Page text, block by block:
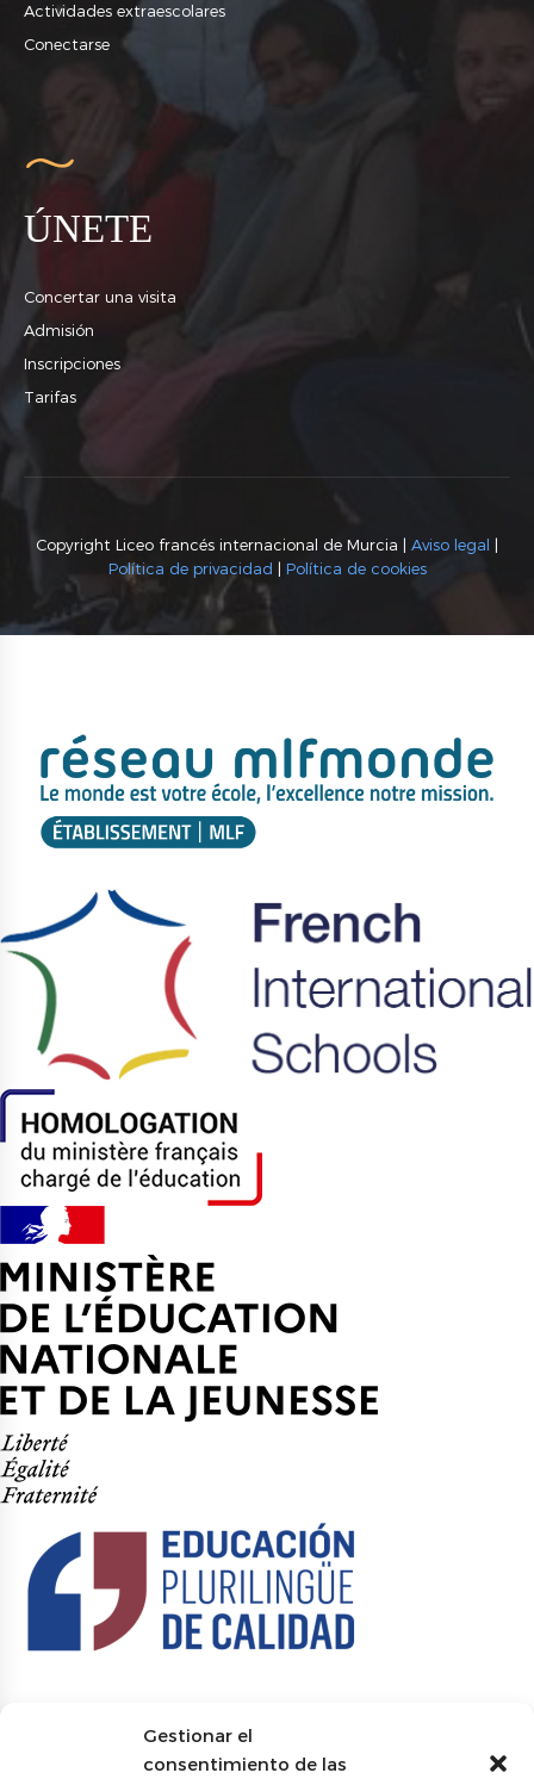
Gestionar el
consentimiento de las
Actividades extraescolares
Conectarse
ÚNETE
Concertar una visita
Admisión
Inscripciones
Tarifas
Copyright Liceo francés internacional de Murcia | Aviso legal |
Política de privacidad | Política de cookies